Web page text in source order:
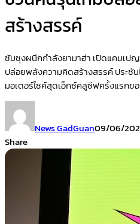
สร้างสรรค์
ซัมซุงผนึกกำลังยามาฮ่า เปิดแคมเป
ปล่อยพลังความคิดสร้างสรรค์ ประชั
มอเตอร์ไซค์สุดเอ็กซ์คลูซีฟครั้งแรกขอ
News GadGuan09/06/
Share